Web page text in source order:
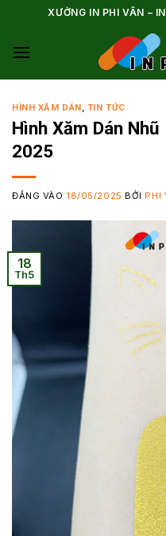
nội
XƯỞNG IN PHI VÂN –
HÌNH XĂM DÁN, TIN TỨC
Hình Xăm Dán
2025
ĐĂNG VÀO 18/05/2025 BỞI PHI
18
Th5